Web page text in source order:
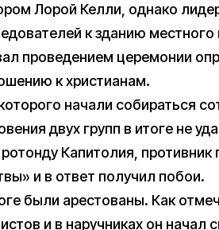
Лорой Келли, однако
к зданию местного
проведением церемонии
к христианам.
начали собираться
двух групп в итоге не
Капитолия, противник
и в ответ получил побои.
были арестованы. Как
и в наручниках он начал